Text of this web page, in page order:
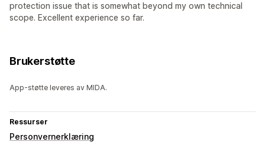
protection issue that is somewhat beyond my own technical
scope. Excellent experience so far.
Brukerstøtte
App-støtte leveres av MIDA.
Ressurser
Personvernerklæring